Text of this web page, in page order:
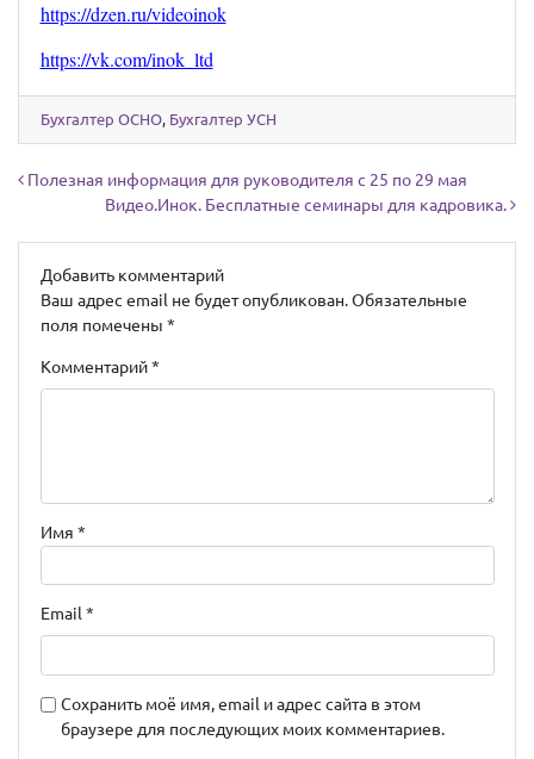
https://dzen.ru/videoinok
https://vk.com/inok_ltd
Бухгалтер ОСНО, Бухгалтер УСН
Навигация по записям
Полезная информация для руководителя с 25 по 29 мая
Видео.Инок. Бесплатные семинары для кадровика.
Добавить комментарий
Ваш адрес email не будет опубликован. Обязательные
поля помечены *
Комментарий*
Имя *
Email*
Сохранить моё имя, email и адрес сайта в этом
браузере для последующих моих комментариев.